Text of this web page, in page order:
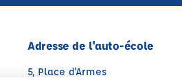
Adresse de l'auto-école
5, Place d'Armes